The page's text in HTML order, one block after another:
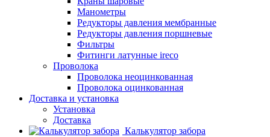
Манометры
Редукторы давления мембранные
Редукторы давления поршневые
Фильтры
Фитинги латунные ireco
Проволока
Проволока неоцинкованная
Проволока оцинкованная
Доставка и установка
Установка
Доставка
Калькулятор забора